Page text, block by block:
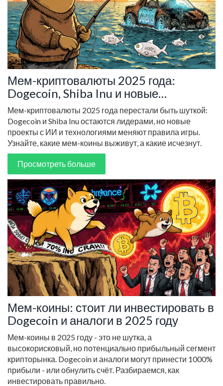
Мем-криптовалюты 2025 года:
Dogecoin, Shiba Inu и новые
конкуренты
Мем-криптовалюты 2025 года перестали быть шуткой:
Dogecoin и Shiba Inu остаются лидерами, но новые
проекты с ИИ и технологиями меняют правила игры.
Узнайте, какие мем-коины выживут, а какие исчезнут.
Просмотреть больше
Мем-коины: стоит ли инвестировать в
Dogecoin и аналоги в 2025 году
Мем-коины в 2025 году - это не шутка, а
высокорисковый, но потенциально прибыльный сегмент
крипторынка. Dogecoin и аналоги могут принести 1000%
прибыли - или обнулить счёт. Разбираемся, как
инвестировать правильно.